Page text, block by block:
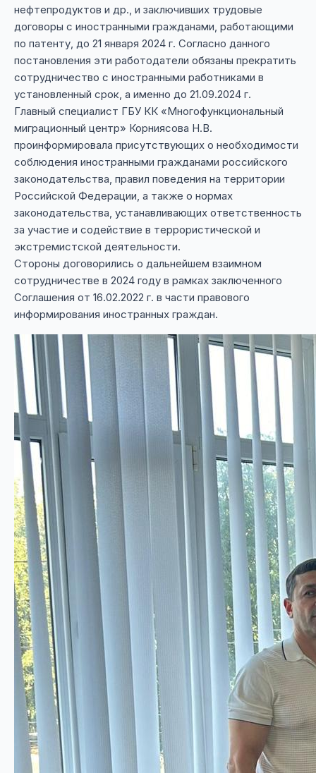
нефтепродуктов и др., и заключивших трудовые
договоры с иностранными гражданами, работающими
по патенту, до 21 января 2024 г. Согласно данного
постановления эти работодатели обязаны прекратить
сотрудничество с иностранными работниками в
установленный срок, а именно до 21.09.2024 г.
Главный специалист ГБУ КК «Многофункциональный
миграционный центр» Корниясова Н.В.
проинформировала присутствующих о необходимости
соблюдения иностранными гражданами российского
законодательства, правил поведения на территории
Российской Федерации, а также о нормах
законодательства, устанавливающих ответственность
за участие и содействие в террористической и
экстремистской деятельности.
Стороны договорились о дальнейшем взаимном
сотрудничестве в 2024 году в рамках заключенного
Соглашения от 16.02.2022 г. в части правового
информирования иностранных граждан.